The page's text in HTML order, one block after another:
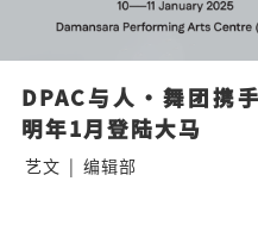
DPAC与人·舞团携
明年1月登陆大马
艺文 | 编辑部